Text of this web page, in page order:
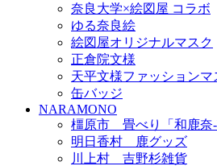
奈良大学×絵図屋 コラボ
ゆる奈良絵
絵図屋オリジナルマスク
正倉院文様
天平文様ファッションマ
缶バッジ
NARAMONO
橿原市 畳べり「和鹿奈-
明日香村 鹿グッズ
川上村 吉野杉雑貨